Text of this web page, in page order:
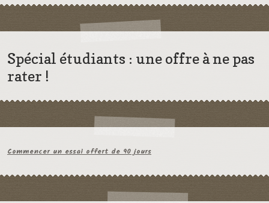
Spécial étudiants : une offre à ne pas
rater !
Commencer un essai offert de 90 jours